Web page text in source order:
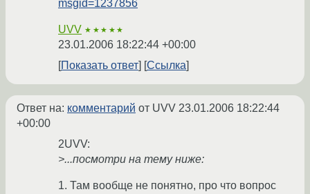
msgid=1237856
UVV ★★★★★
23.01.2006 18:22:44 +00:00
Показать ответ
Ссылка
Ответ на: комментарий от UVV 23.01.2006 18:22:44
+00:00
2UVV:
>...посмотри на тему ниже:
1. Там вообще не понятно, про что вопрос